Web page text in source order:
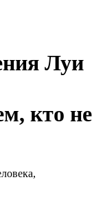
Луи
кто не